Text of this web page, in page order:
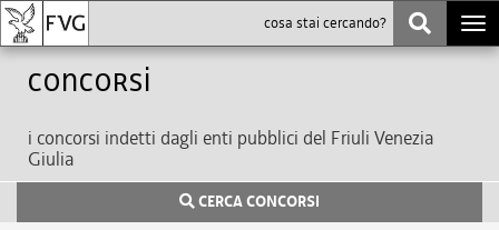
Concorsi
i concorsi indetti dagli enti pubblici del Friuli Venezia
Giulia
CERCA CONCORSI